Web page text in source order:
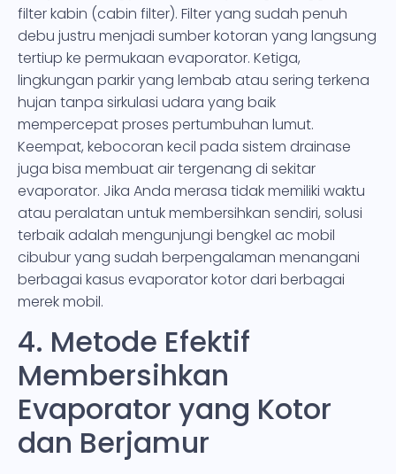
filter kabin (cabin filter). Filter yang sudah penuh
debu justru menjadi sumber kotoran yang langsung
tertiup ke permukaan evaporator. Ketiga,
lingkungan parkir yang lembab atau sering terkena
hujan tanpa sirkulasi udara yang baik
mempercepat proses pertumbuhan lumut.
Keempat, kebocoran kecil pada sistem drainase
juga bisa membuat air tergenang di sekitar
evaporator. Jika Anda merasa tidak memiliki waktu
atau peralatan untuk membersihkan sendiri, solusi
terbaik adalah mengunjungi bengkel ac mobil
cibubur yang sudah berpengalaman menangani
berbagai kasus evaporator kotor dari berbagai
merek mobil.
4. Metode Efektif
Membersihkan
Evaporator yang Kotor
dan Berjamur